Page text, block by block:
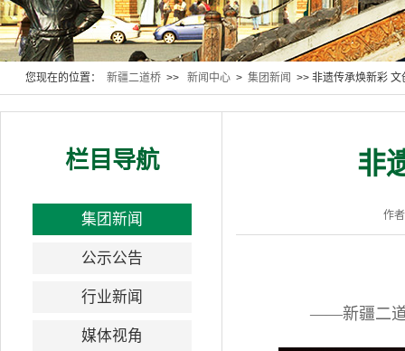
您现在的位置： 新疆二道桥 >> 新闻中心 > 集团新闻 >> 非遗传承焕新彩 文
非
作
——新疆二道
栏目导航
集团新闻
公示公告
行业新闻
媒体视角